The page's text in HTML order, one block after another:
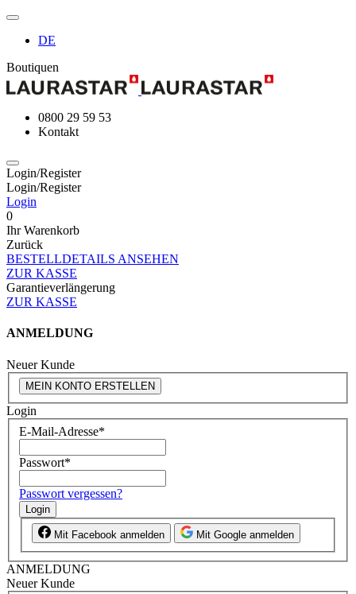
DE
Boutiquen
0800 29 59 53
Kontakt
Login/Register
Login/Register
Login
0
Ihr Warenkorb
Zurück
BESTELLDETAILS ANSEHEN
ZUR KASSE
Garantieverlängerung
ZUR KASSE
ANMELDUNG
Neuer Kunde
MEIN KONTO ERSTELLEN
Login
E-Mail-Adresse*
Passwort*
Passwort vergessen?
Login
Mit Facebook anmelden Mit Google anmelden
ANMELDUNG
Neuer Kunde